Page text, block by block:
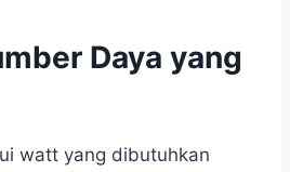
Daya yang
watt yang dibutuhkan